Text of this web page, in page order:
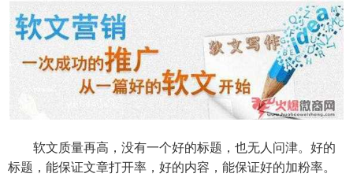
软文质量再高，没有一个好的标题，也无人问津。好的
标题，能保证文章打开率，好的内容，能保证好的加粉率。